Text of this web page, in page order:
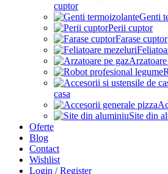
cuptor
Genti
Perii cuptor
Farase cuptor
casa
Site din
Oferte
Blog
Contact
Wishlist
Login / Register